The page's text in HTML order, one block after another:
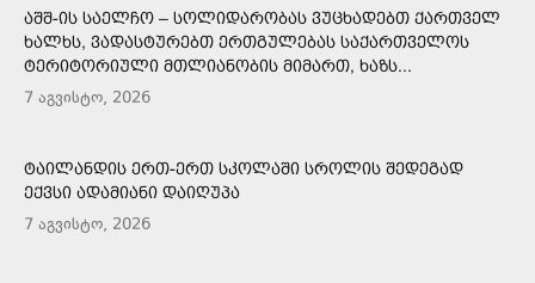
ᲐᲨᲨ-ᲘᲡ ᲡᲐᲔᲚᲩᲝ – ᲡᲝᲚᲘᲓᲐᲠᲝᲑᲐᲡ ᲕᲣᲪᲮᲐᲓᲔᲑᲗ ᲥᲐᲠᲗᲕᲔᲚ
ᲮᲐᲚᲮᲡ, ᲕᲐᲓᲐᲡᲢᲣᲠᲔᲑᲗ ᲔᲠᲗᲒᲣᲚᲔᲑᲐᲡ ᲡᲐᲥᲐᲠᲗᲕᲔᲚᲝᲡ
ᲢᲔᲠᲘᲢᲝᲠᲘᲣᲚᲘ ᲛᲗᲚᲘᲐᲜᲝᲑᲘᲡ ᲛᲘᲛᲐᲠᲗ, ᲮᲐᲖᲡ...
7 აგვისტო, 2026
ᲢᲐᲘᲚᲐᲜᲓᲘᲡ ᲔᲠᲗ-ᲔᲠᲗ ᲡᲙᲝᲚᲐᲨᲘ ᲡᲠᲝᲚᲘᲡ ᲨᲔᲓᲔᲒᲐᲓ
ᲔᲥᲕᲡᲘ ᲐᲓᲐᲛᲘᲐᲜᲘ ᲓᲐᲘᲦᲣᲞᲐ
7 აგვისტო, 2026